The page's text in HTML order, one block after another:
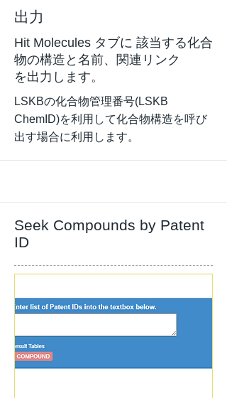
出力
Hit Molecules タブに 該当する化合
物の構造と名前、関連リンク
を出力します。
LSKBの化合物管理番号(LSKB
ChemID)を利用して化合物構造を呼び
出す場合に利用します。
Seek Compounds by Patent
ID